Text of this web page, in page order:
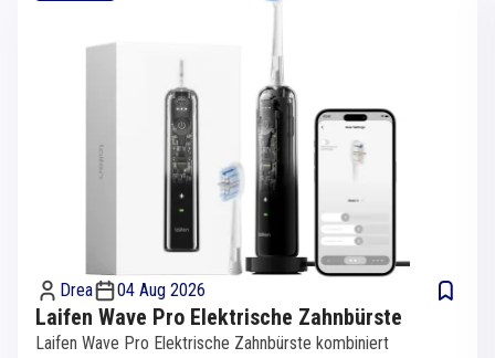
Drea 04 Aug 2026
Laifen Wave Pro Elektrische Zahnbürste
Laifen Wave Pro Elektrische Zahnbürste kombiniert